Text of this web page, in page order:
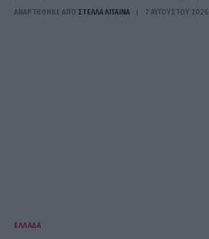
ΑΝΑΡΤΗΘΗΚΕ ΑΠΟ ΣΤΈΛΛΑ ΛΊΤΑΙΝΑ 7 ΑΥΓΟΎΣΤΟΥ 2026
ΕΛΛΆΔΑ